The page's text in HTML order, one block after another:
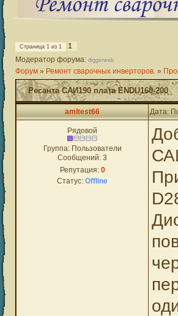
Страница 1 из 1
1
Модератор форума: diggerweb
Форум » Ремонт сварочных инверторов. »
Ресанта САИ190 плата ENDU160-200
amltest66 Дата:
Рядовой
Группа: Пользователи
Сообщений: 3
Репутация: 0
Статус: Offline